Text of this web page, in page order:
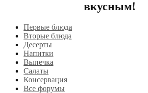
вкусным!
Первые блюда
Вторые блюда
Десерты
Напитки
Выпечка
Салаты
Консервация
Все форумы